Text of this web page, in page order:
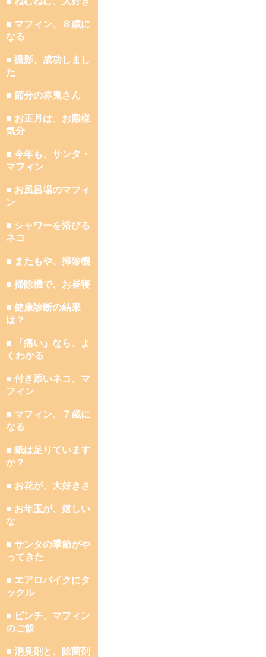
■ マフィン、８歳に
なる
■ 撮影、成功しまし
た
■ 節分の赤鬼さん
■ お正月は、お殿様
気分
■ 今年も、サンタ・
マフィン
■ お風呂場のマフィ
ン
■ シャワーを浴びる
ネコ
■ またもや、掃除機
■ 掃除機で、お昼寝
■ 健康診断の結果
は？
■ 「痛い」なら、よ
くわかる
■ 付き添いネコ、マ
フィン
■ マフィン、７歳に
なる
■ 紙は足りています
か？
■ お花が、大好きさ
■ お年玉が、嬉しい
な
■ サンタの季節がや
ってきた
■ エアロバイクにタ
ックル
■ ピンチ、マフィン
のご飯
■ 消臭剤と、除菌剤